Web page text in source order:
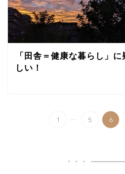
「田舎＝健康な暮らし」
しい！
1 ... 5 6